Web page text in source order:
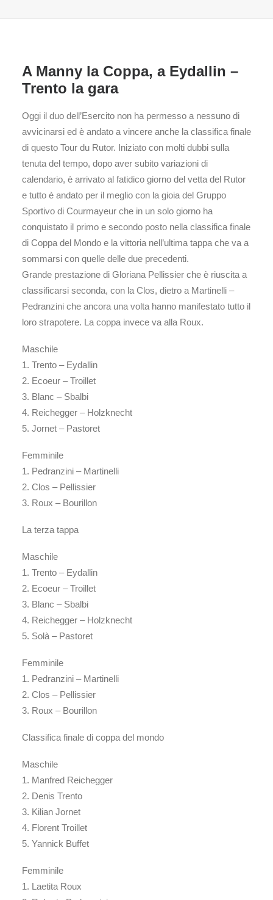
A Manny la Coppa, a Eydallin –
Trento la gara
Oggi il duo dell’Esercito non ha permesso a nessuno di
avvicinarsi ed è andato a vincere anche la classifica finale
di questo Tour du Rutor. Iniziato con molti dubbi sulla
tenuta del tempo, dopo aver subito variazioni di
calendario, è arrivato al fatidico giorno del vetta del Rutor
e tutto è andato per il meglio con la gioia del Gruppo
Sportivo di Courmayeur che in un solo giorno ha
conquistato il primo e secondo posto nella classifica finale
di Coppa del Mondo e la vittoria nell’ultima tappa che va a
sommarsi con quelle delle due precedenti.
Grande prestazione di Gloriana Pellissier che è riuscita a
classificarsi seconda, con la Clos, dietro a Martinelli –
Pedranzini che ancora una volta hanno manifestato tutto il
loro strapotere. La coppa invece va alla Roux.
Maschile
1. Trento – Eydallin
2. Ecoeur – Troillet
3. Blanc – Sbalbi
4. Reichegger – Holzknecht
5. Jornet – Pastoret
Femminile
1. Pedranzini – Martinelli
2. Clos – Pellissier
3. Roux – Bourillon
La terza tappa
Maschile
1. Trento – Eydallin
2. Ecoeur – Troillet
3. Blanc – Sbalbi
4. Reichegger – Holzknecht
5. Solà – Pastoret
Femminile
1. Pedranzini – Martinelli
2. Clos – Pellissier
3. Roux – Bourillon
Classifica finale di coppa del mondo
Maschile
1. Manfred Reichegger
2. Denis Trento
3. Kilian Jornet
4. Florent Troillet
5. Yannick Buffet
Femminile
1. Laetita Roux